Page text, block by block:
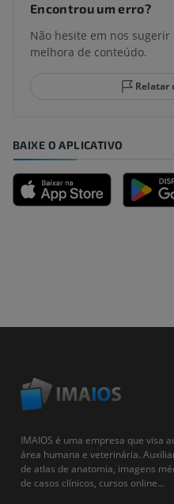
Encontrou um erro?
Não hesite em nos
melhora de conteúdo.
Relatar
BAIXE O APLICATIVO
IMAIOS é uma empresa que visa
área humana e veterinária.
de atlas de anatomia, imagens
de casos clínicos, cursos online...